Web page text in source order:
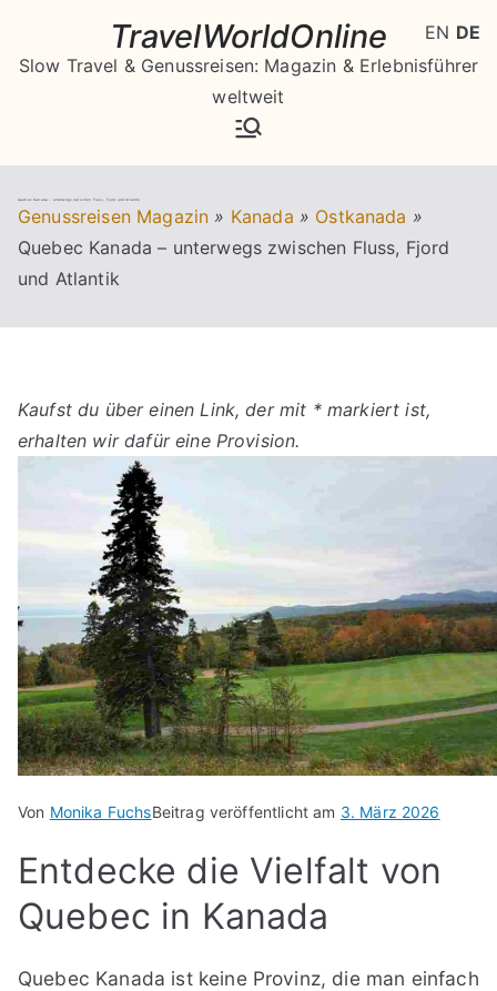
springen
TravelWorldOnline
Slow Travel & Genussreisen: Magazin & Erlebnisführer
weltweit
Quebec Kanada – unterwegs zwischen Fluss, Fjord und Atlantik
Genussreisen Magazin » Kanada » Ostkanada »
Quebec Kanada – unterwegs zwischen Fluss, Fjord
und Atlantik
Kaufst du über einen Link, der mit * markiert ist,
erhalten wir dafür eine Provision.
Von Monika FuchsBeitrag veröffentlicht am 3. März 2026
Entdecke die Vielfalt von
Quebec in Kanada
Quebec Kanada ist keine Provinz, die man einfach
EN DE